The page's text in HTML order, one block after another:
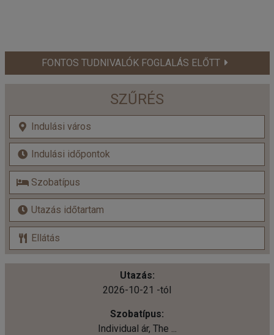
FONTOS TUDNIVALÓK FOGLALÁS ELŐTT
SZŰRÉS
2026-10-21 -tól
Individual ár, The ...